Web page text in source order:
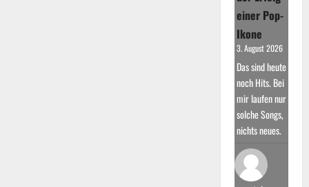
einer Pop-
Ikone
3. August 2026
Das sind heute
noch Hits. Bei
mir laufen nur
solche Songs,
nichts neues.